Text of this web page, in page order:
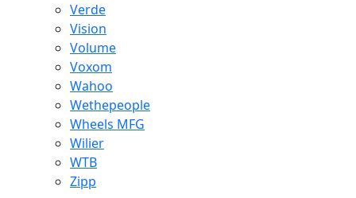
Verde
Vision
Volume
Voxom
Wahoo
Wethepeople
Wheels MFG
Wilier
WTB
Zipp